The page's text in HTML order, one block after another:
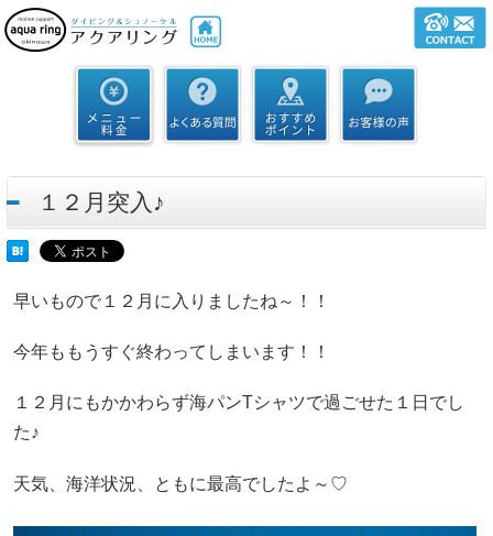
１２月突入♪
早いもので１２月に入りましたね～！！
今年ももうすぐ終わってしまいます！！
１２月にもかかわらず海パンTシャツで過ごせた１日でし
た♪
天気、海洋状況、ともに最高でしたよ～♡